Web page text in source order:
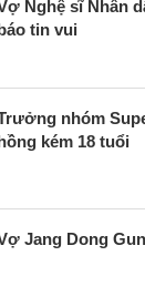
Nghệ sĩ Nhân
báo tin vui
nhóm
kém 18 tuổi
Jang Dong